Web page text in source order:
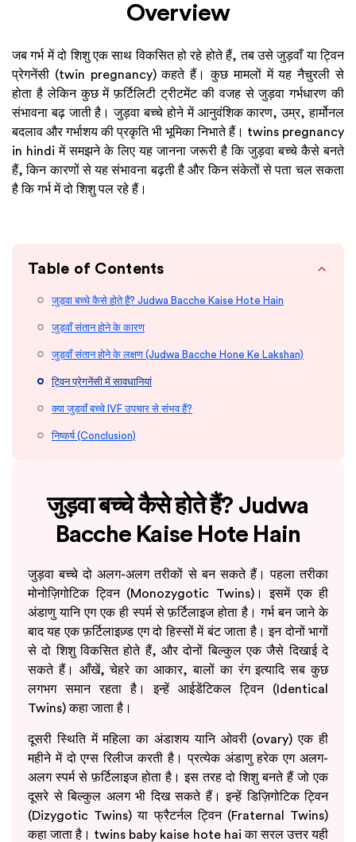
Overview
जब गर्भ में दो शिशु एक साथ विकसित हो रहे होते हैं, तब उसे जुड़वाँ या ट्विन
प्रेगनेंसी (twin pregnancy) कहते हैं। कुछ मामलों में यह नैचुरली से
होता है लेकिन कुछ में फ़र्टिलिटी ट्रीटमेंट की वजह से जुड़वा गर्भधारण की
संभावना बढ़ जाती है। जुड़वा बच्चे होने में आनुवंशिक कारण, उम्र, हार्मोनल
बदलाव और गर्भाशय की प्रकृति भी भूमिका निभाते हैं। twins pregnancy
in hindi में समझने के लिए यह जानना जरूरी है कि जुड़वा बच्चे कैसे बनते
हैं, किन कारणों से यह संभावना बढ़ती है और किन संकेतों से पता चल सकता
है कि गर्भ में दो शिशु पल रहे हैं।
Table of Contents
जुड़वा बच्चे कैसे होते हैं? Judwa Bacche Kaise Hote Hain
जुड़वाँ संतान होने के कारण
जुड़वाँ संतान होने के लक्षण (Judwa Bacche Hone Ke Lakshan)
ट्विन प्रेगनेंसी में सावधानियां
क्या जुड़वाँ बच्चे IVF उपचार से संभव हैं?
निष्कर्ष (Conclusion)
जुड़वा बच्चे कैसे होते हैं? Judwa
Bacche Kaise Hote Hain
जुड़वा बच्चे दो अलग-अलग तरीकों से बन सकते हैं। पहला तरीका
मोनोज़िगोटिक ट्विन (Monozygotic Twins)। इसमें एक ही
अंडाणु यानि एग एक ही स्पर्म से फ़र्टिलाइज होता है। गर्भ बन जाने के
बाद यह एक फ़र्टिलाइज़्ड एग दो हिस्सों में बंट जाता है। इन दोनों भागों
से दो शिशु विकसित होते हैं, और दोनों बिल्कुल एक जैसे दिखाई दे
सकते हैं। आँखें, चेहरे का आकार, बालों का रंग इत्यादि सब कुछ
लगभग समान रहता है। इन्हें आईडेंटिकल ट्विन (Identical
Twins) कहा जाता है।
दूसरी स्थिति में महिला का अंडाशय यानि ओवरी (ovary) एक ही
महीने में दो एग्स रिलीज करती है। प्रत्येक अंडाणु हरेक एग अलग-
अलग स्पर्म से फ़र्टिलाइज होता है। इस तरह दो शिशु बनते हैं जो एक
दूसरे से बिल्कुल अलग भी दिख सकते हैं। इन्हें डिज़िगोटिक ट्विन
(Dizygotic Twins) या फ्रैटर्नल ट्विन (Fraternal Twins)
कहा जाता है। twins baby kaise hote hai का सरल उत्तर यही